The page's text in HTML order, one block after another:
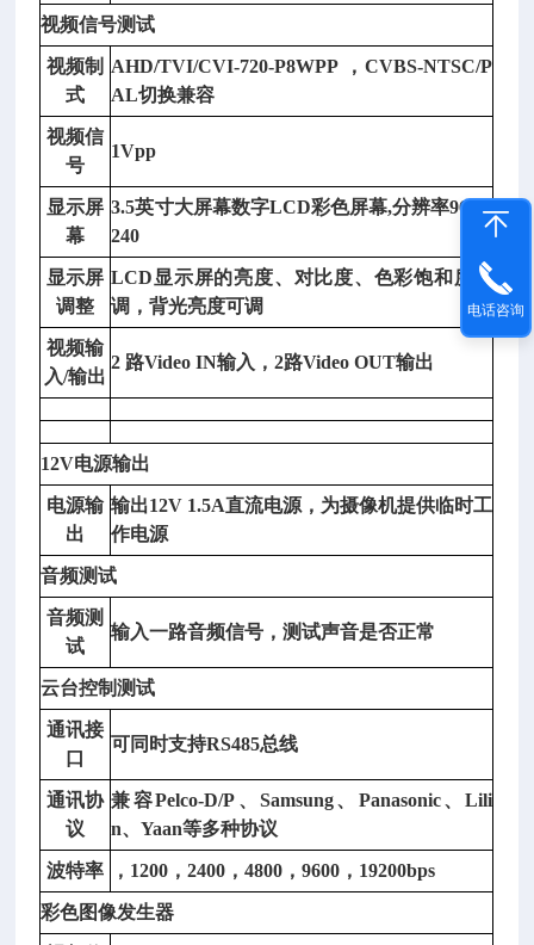
视频信号测试
视频制
式
AHD/TVI/CVI-720-P8WPP ，CVBS-NTSC/P
AL切换兼容
视频信
号
1Vpp
显示屏
幕
3.5英寸大屏幕数字LCD彩色屏幕,分辨率960 x
240
显示屏
调整
LCD显示屏的亮度、对比度、色彩饱和度可
调，背光亮度可调
视频输
入/输出
2 路Video IN输入，2路Video OUT输出
12V电源输出
电源输
出
输出12V 1.5A直流电源，为摄像机提供临时工
作电源
音频测试
音频测
试
输入一路音频信号，测试声音是否正常
云台控制测试
通讯接
口
可同时支持RS485总线
通讯协
议
兼容Pelco-D/P、Samsung、Panasonic、Lili
n、Yaan等多种协议
波特率 ， 1200，2400，4800，9600，19200bps
彩色图像发生器
仪
号：
P
-
电话咨询